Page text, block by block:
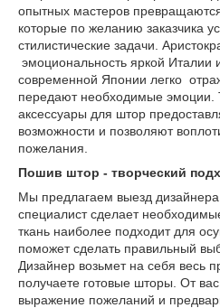
опытных мастеров
которые по желанию заказчика
стилистические задачи.
эмоциональность яркой
современной Японии легко
передают необходимые эмоции.
аксессуары для штор
возможности и позволяют
пожелания.
Пошив штор - творческий
Мы предлагаем выезд
специалист сделает
ткань наиболее подходит для
поможет сделать правильный
Дизайнер возьмет на себя весь
получаете готовые шторы. От вас
выражение пожеланий и